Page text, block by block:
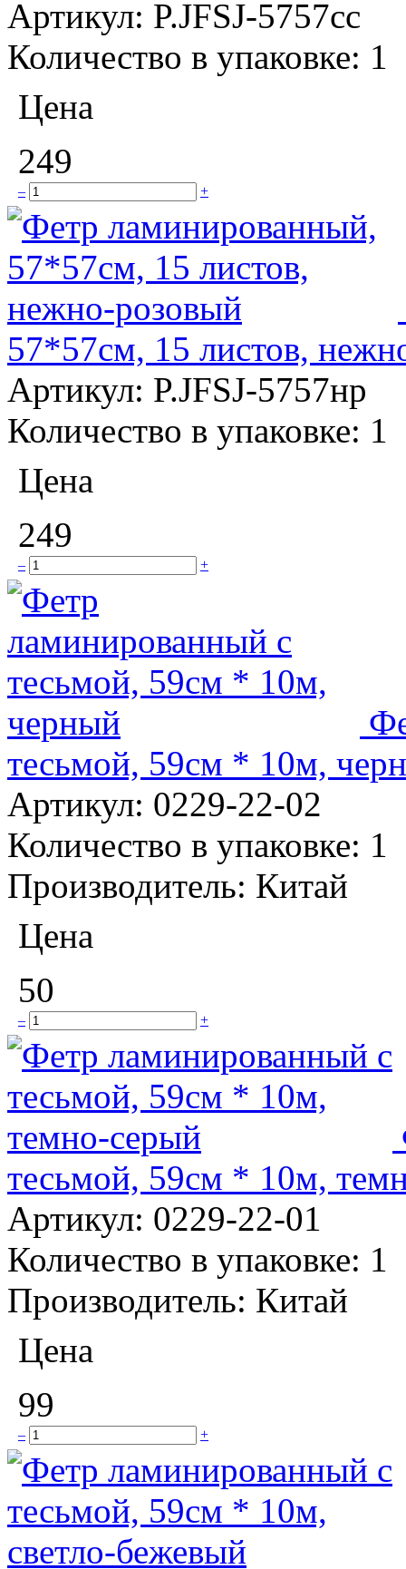
Артикул: P.JFSJ-5757сс
Количество в упаковке: 1
Цена
249
– +
57*57см, 15 листов,
Артикул: P.JFSJ-5757нр
Количество в упаковке: 1
Цена
249
– +
тесьмой, 59см * 10м,
Артикул: 0229-22-02
Количество в упаковке: 1
Производитель: Китай
Цена
50
– +
тесьмой, 59см * 10м,
Артикул: 0229-22-01
Количество в упаковке: 1
Производитель: Китай
Цена
99
– +